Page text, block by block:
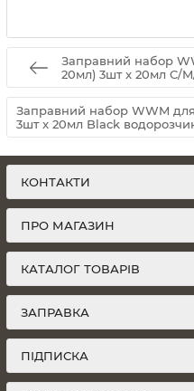
Заправний набор
20мл) 3шт x 20мл C/
Заправний набор WWM
3шт x 20мл Black
КОНТАКТИ
ПРО МАГАЗИН
КАТАЛОГ ТОВАРІВ
ЗАПРАВКА
ПІДПИСКА